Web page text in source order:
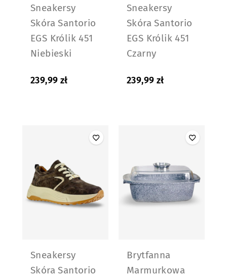
Sneakersy
Skóra Santorio
EGS Królik 451
Niebieski
239,99 zł
Sneakersy
Skóra Santorio
EGS Królik 451
Czarny
239,99 zł
Sneakersy
Skóra Santorio
Brytfanna
Marmurkowa